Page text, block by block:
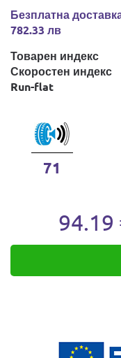
Безплатна
782.33 лв
Товарен индекс
Скоростен индекс
Run-flat
71
94.19